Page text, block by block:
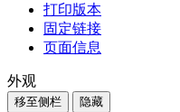
打印版本
固定链接
页面信息
外观
移至侧栏 隐藏